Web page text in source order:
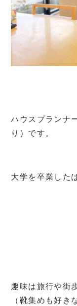
ハウスプラン
り）です。
大学を卒業した
趣味は旅行や街
（靴集めも好き